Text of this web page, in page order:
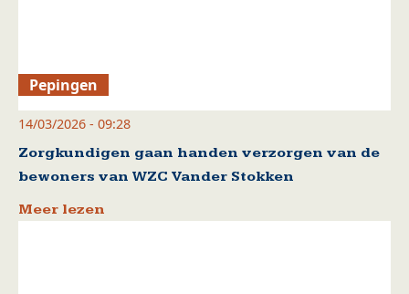
Pepingen
14/03/2026 - 09:28
Zorgkundigen gaan handen verzorgen van de
bewoners van WZC Vander Stokken
Meer lezen